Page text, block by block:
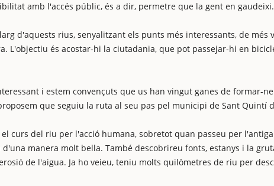
amb l'accés públic, és a dir, permetre que la gent en gaudeixi.
d'aquests rius, senyalitzant els punts més interessants, de més
L'objectiu és acostar-hi la ciutadania, que pot passejar-hi en
i estem convençuts que us han vingut ganes de formar-
que seguiu la ruta al seu pas pel municipi de Sant Quintí
curs del riu per l'acció humana, sobretot quan passeu per
manera molt bella. També descobrireu fonts, estanys i la
de l'aigua. Ja ho veieu, teniu molts quilòmetres de riu per